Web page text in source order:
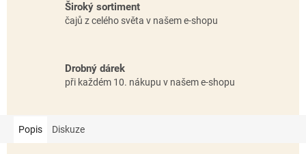
Široký sortiment
čajů z celého světa v našem e-shopu
Drobný dárek
při každém 10. nákupu v našem e-shopu
Popis Diskuze